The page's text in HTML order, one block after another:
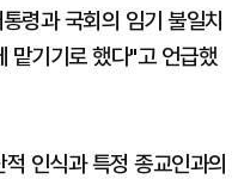
령과 국회의 임기 불일치
맡기기로 했다"고 언급했
인식과 특정 종교인과의